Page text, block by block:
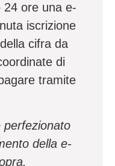
24 ore una e-
iscrizione
cifra da
di
tramite
perfezionato
della e-